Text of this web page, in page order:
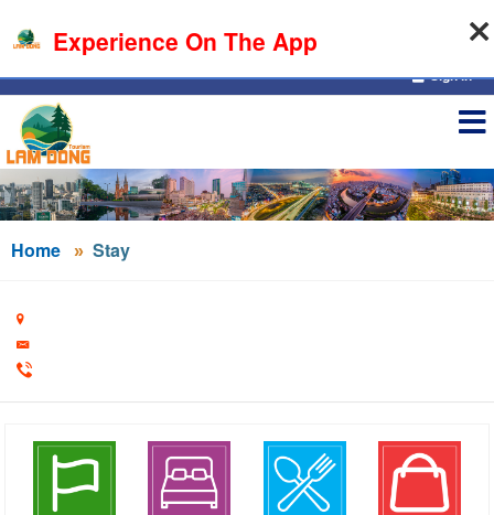
07-08-2026, 04:27:55
Sign in
Home Stay
Experience On The App